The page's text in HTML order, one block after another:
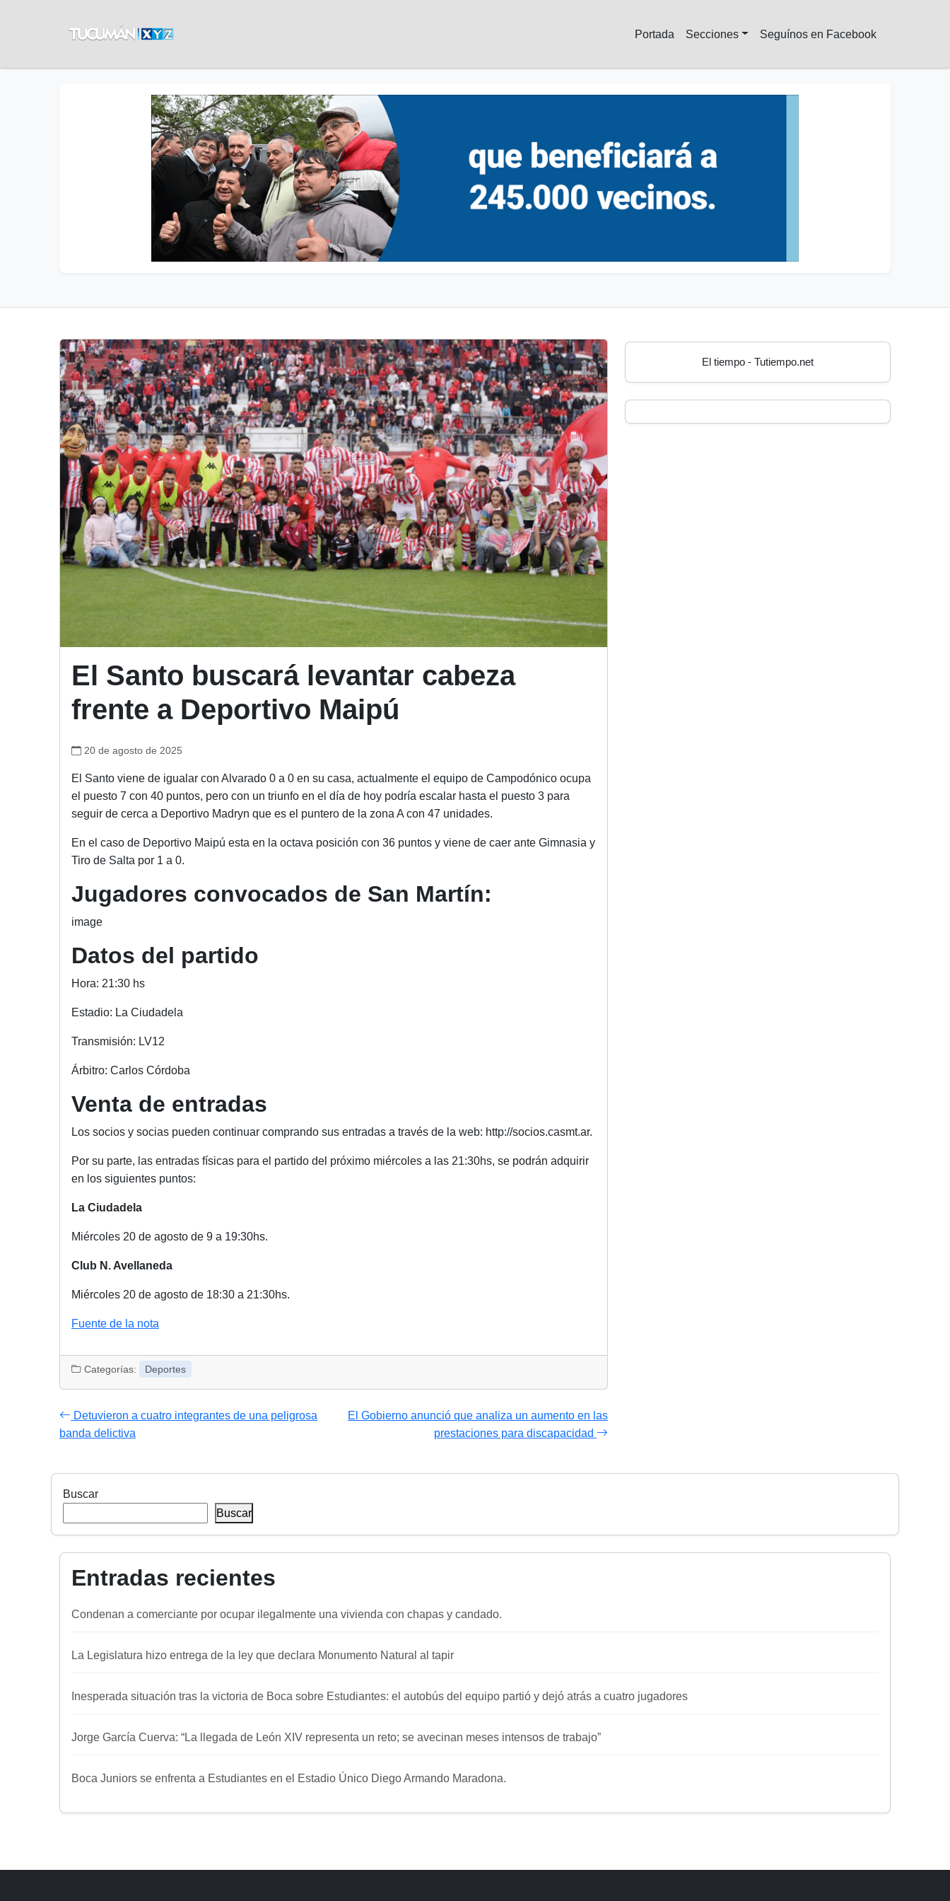
Portada Secciones Seguínos en Facebook
El Santo buscará levantar cabeza
frente a Deportivo Maipú
20 de agosto de 2025
El Santo viene de igualar con Alvarado 0 a 0 en su casa, actualmente el equipo de Campodónico ocupa
el puesto 7 con 40 puntos, pero con un triunfo en el día de hoy podría escalar hasta el puesto 3 para
seguir de cerca a Deportivo Madryn que es el puntero de la zona A con 47 unidades.
En el caso de Deportivo Maipú esta en la octava posición con 36 puntos y viene de caer ante Gimnasia y
Tiro de Salta por 1 a 0.
Jugadores convocados de San Martín:
image
Datos del partido
Hora: 21:30 hs
Estadio: La Ciudadela
Transmisión: LV12
Á‍rbitro: Carlos Córdoba
Venta de entradas
Los socios y socias pueden continuar comprando sus entradas a través de la web: http://socios.casmt.ar.
Por su parte, las entradas físicas para el partido del próximo miércoles a las 21:30hs, se podrán adquirir
en los siguientes puntos:
La Ciudadela
Miércoles 20 de agosto de 9 a 19:30hs.
Club N. Avellaneda
Miércoles 20 de agosto de 18:30 a 21:30hs.
Fuente de la nota
Categorías: Deportes
Detuvieron a cuatro integrantes de una peligrosa
banda delictiva
El Gobierno anunció que analiza un aumento en las
prestaciones para discapacidad
El tiempo - Tutiempo.net
Buscar
Buscar
Entradas recientes
Condenan a comerciante por ocupar ilegalmente una vivienda con chapas y candado.
La Legislatura hizo entrega de la ley que declara Monumento Natural al tapir
Inesperada situación tras la victoria de Boca sobre Estudiantes: el autobús del equipo partió y dejó atrás a cuatro jugadores
Jorge García Cuerva: “La llegada de León XIV representa un reto; se avecinan meses intensos de trabajo”
Boca Juniors se enfrenta a Estudiantes en el Estadio Único Diego Armando Maradona.